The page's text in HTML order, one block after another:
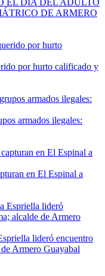
EL DÍA DEL ADULTO
DE ARMERO
por hurto calificado y
armados ilegales:
en El Espinal a
lideró encuentro
Armero Guayabal